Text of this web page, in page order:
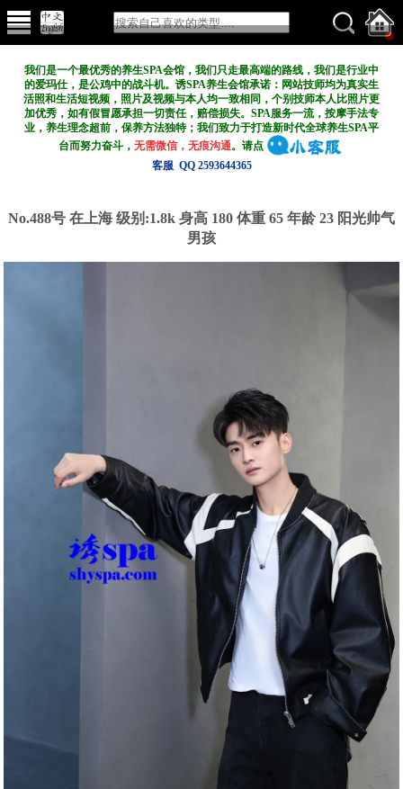
我们是一个最优秀的养生SPA会馆，我们只走最高端的路线，我们是行业中
的爱玛仕，是公鸡中的战斗机。诱SPA养生会馆承诺：网站技师均为真实生
活照和生活短视频，照片及视频与本人均一致相同，个别技师本人比照片更
加优秀，如有假冒愿承担一切责任，赔偿损失。SPA服务一流，按摩手法专
业，养生理念超前，保养方法独特；我们致力于打造新时代全球养生SPA平
台而努力奋斗，无需微信，无痕沟通。请点
客服 QQ 2593644365
No.488号 在上海 级别:1.8k 身高 180 体重 65 年龄 23 阳光帅气
男孩